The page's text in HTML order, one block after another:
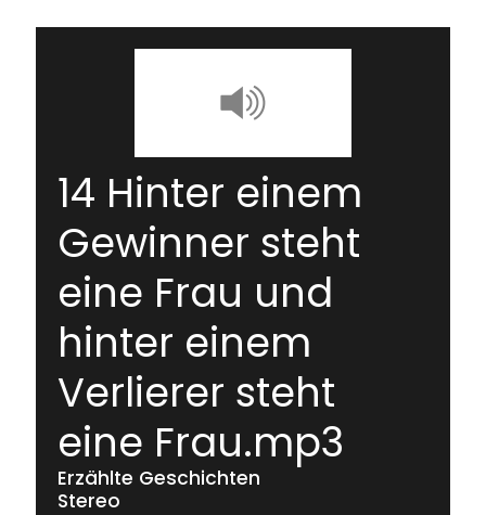
14 Hinter einem
Gewinner steht
eine Frau und
hinter einem
Verlierer steht
eine Frau.mp3
Erzählte Geschichten
Stereo